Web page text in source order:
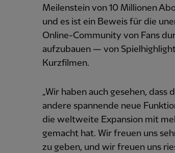
Meilenstein von 10 Millionen
und es ist ein Beweis für die
Online-Community von Fans
aufzubauen — von
Kurzfilmen.
„Wir haben auch gesehen,
andere spannende neue
die weltweite Expansion mit
gemacht hat. Wir freuen uns
zu geben, und wir freuen uns